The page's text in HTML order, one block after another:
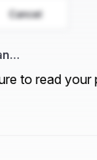
Cancel
to read your